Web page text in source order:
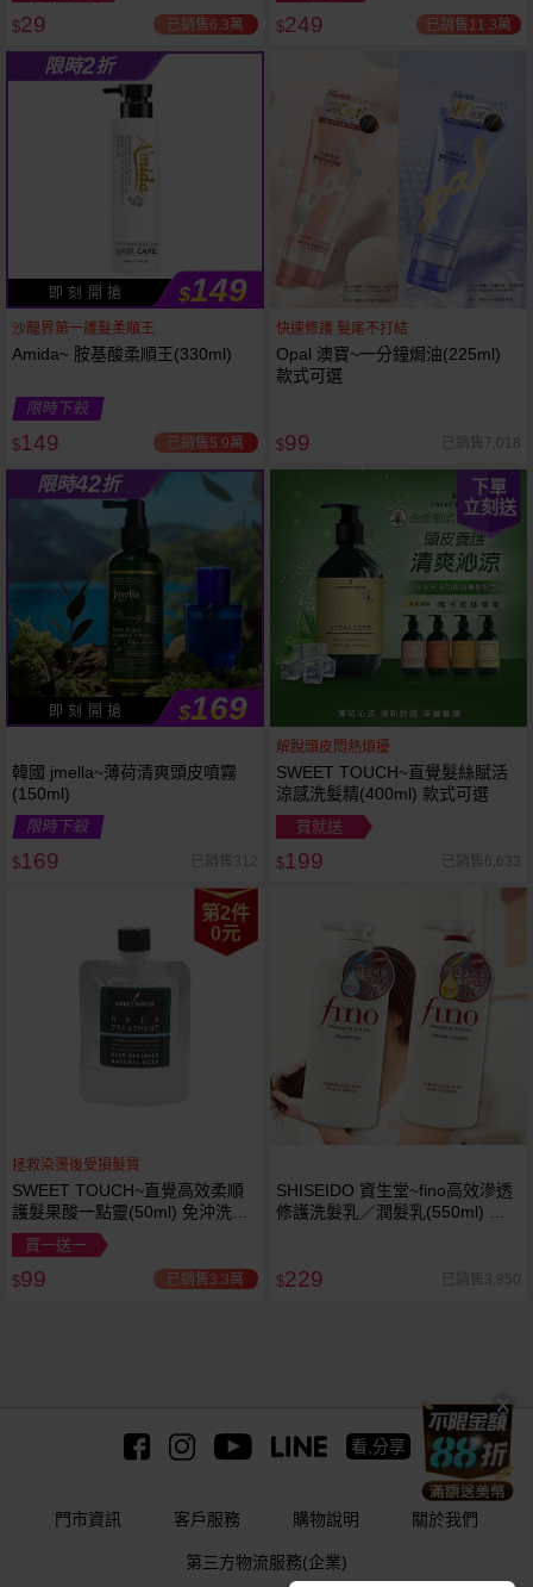
$29 已銷售6.3萬 $249 已銷售11.3萬
限時2折
即 刻 開 搶 $149
沙龍界第一護髮柔順王
Amida~ 胺基酸柔順王(330ml)
限時下殺
$149 已銷售5.9萬
快速修護 髮尾不打結
Opal 澳寶~一分鐘焗油(225ml)
款式可選
$99 已銷售7,018
限時42折
即 刻 開 搶 $169
韓國 jmella~薄荷清爽頭皮噴霧
(150ml)
限時下殺
$169 已銷售312
下單
立刻送
解脫頭皮悶熱煩擾
SWEET TOUCH~直覺髮絲賦活
涼感洗髮精(400ml) 款式可選
買就送
$199 已銷售6,633
第2件
0元
拯救染燙後受損髮質
SWEET TOUCH~直覺高效柔順
護髮果酸一點靈(50ml) 免沖洗護
髮
買一送一
$99 已銷售3.3萬
SHISEIDO 資生堂~fino高效滲透
修護洗髮乳／潤髮乳(550ml) 款
$229 已銷售3,850
看,分享
購物說明
客戶服務 關於我們
門市資訊
第三方物流服務(企業)